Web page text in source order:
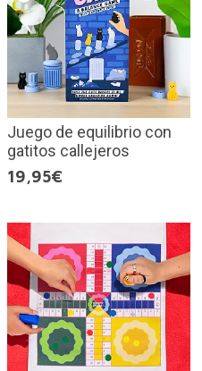
Juego de equilibrio con
gatitos callejeros
19,95€